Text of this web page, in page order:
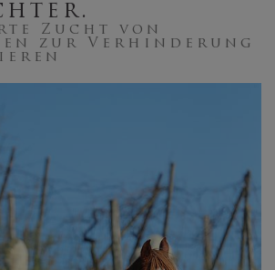
Zucht von
zur Verhinderung